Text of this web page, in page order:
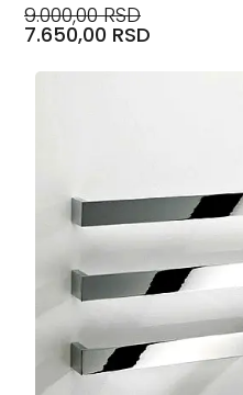
9.000,00 RSD
7.650,00 RSD